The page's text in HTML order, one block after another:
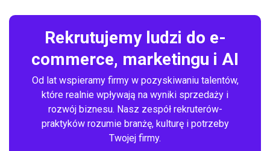
Rekrutujemy ludzi do e-
commerce, marketingu i AI
Od lat wspieramy firmy w pozyskiwaniu talentów,
które realnie wpływają na wyniki sprzedaży i
rozwój biznesu. Nasz zespół rekruterów-
praktyków rozumie branżę, kulturę i potrzeby
Twojej firmy.